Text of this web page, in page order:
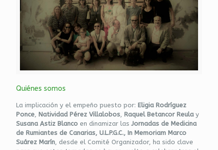
Quiénes somos
La implicación y el empeño puesto por: Eligia Rodríguez
Ponce Natividad Pérez Villalobos Raquel Betancor Reula y
Susana Astiz Blanco en dinamizar lasJornadas de Medicina
de Rumiantes de Canarias, U.L.P.G.C., In Memoriam Marco
Suárez Marín , desde el Comité Organizador, ha sido clave